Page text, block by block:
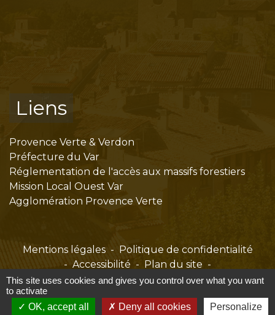
Liens
Provence Verte & Verdon
Préfecture du Var
Réglementation de l'accès aux massifs forestiers
Mission Local Ouest Var
Agglomération Provence Verte
Mentions légales -
Politique de confidentialité
- Accessibilité - Plan du site -
Gestion des cookies
Site créé en partenariat avec Réseau des Communes
This site uses cookies and gives you control over what you want
to activate
OK, accept all
Deny all cookies Personalize